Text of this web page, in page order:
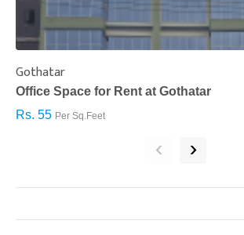
Gothatar
Office Space for Rent at Gothatar
Rs. 55 Per Sq.Feet
‹ ›